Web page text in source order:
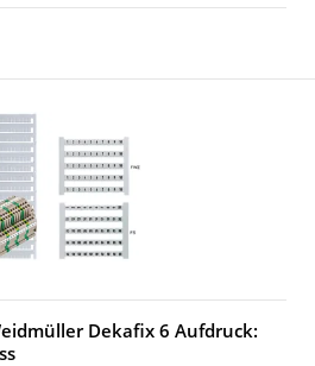
Dekafix 6 Aufdruck: